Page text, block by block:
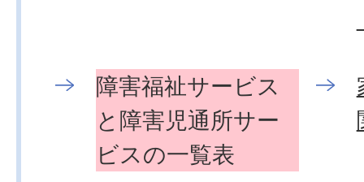
障害福祉サービス
と障害児通所サー
ビスの一覧表